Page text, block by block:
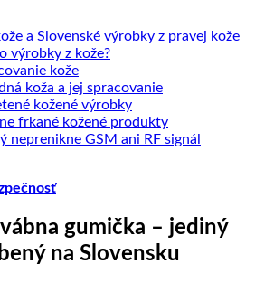
a Slovenské výrobky z pravej kože
výrobky z kože?Žiadne
na
Ako
sa
starať
kožeŽiadne
komentáre
na
Precízne
spracovanie
koža a jej spracovanieŽiadne
na
Kvalitná
spracovanie
kožené výrobkyŽiadne
komentáre
na
frkané kožené produktyŽiadne
komentáre
kožené
produkty
neprenikne GSM ani RF signál
ktorý
neprenikne
gumička – jediný
na Slovensku